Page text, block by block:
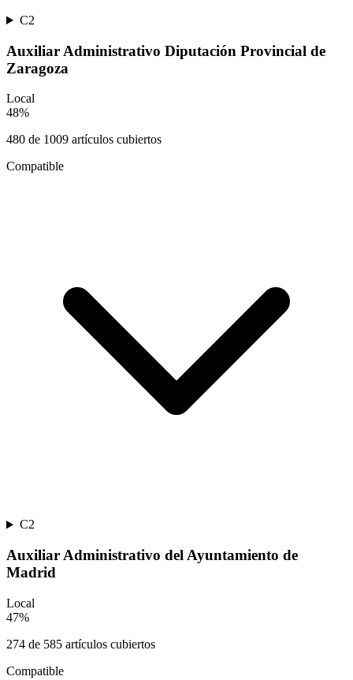
C2
Auxiliar Administrativo Diputación Provincial de
Zaragoza
Local
48%
480 de 1009 artículos cubiertos
Compatible
C2
Auxiliar Administrativo del Ayuntamiento de
Madrid
Local
47%
274 de 585 artículos cubiertos
Compatible